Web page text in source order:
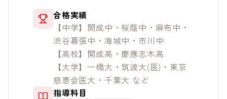
合格実績
【中学】開成中・桜蔭中・麻布中・
渋谷幕張中・海城中・市川中
【高校】開成高・慶應志木高
【大学】一橋大・筑波大(医)・東京
慈恵会医大・千葉大 など
指導科目